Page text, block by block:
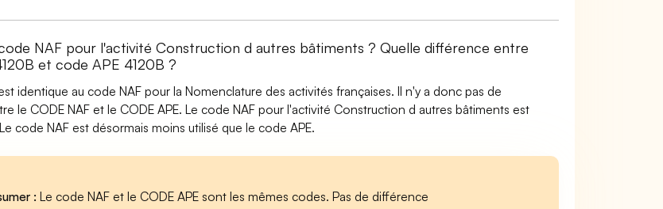
NAF pour l'activité Construction d autres bâtiments ? Quelle différence entre
et code APE 4120B ?
identique au code NAF pour la Nomenclature des activités françaises. Il n'y a donc pas de
le CODE NAF et le CODE APE. Le code NAF pour l'activité Construction d autres bâtiments est
code NAF est désormais moins utilisé que le code APE.
: Le code NAF et le CODE APE sont les mêmes codes. Pas de différence